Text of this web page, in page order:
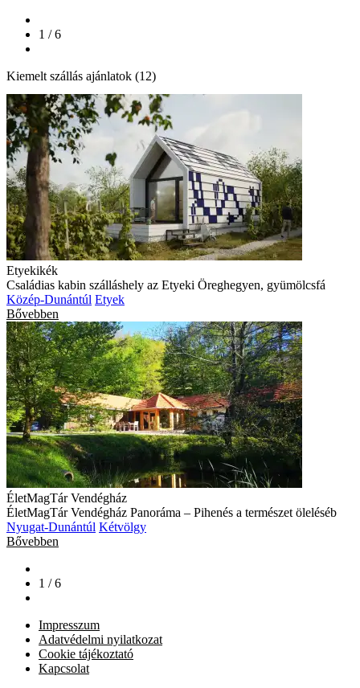
1 / 6
Kiemelt szállás ajánlatok (12)
Etyekikék
Családias kabin szálláshely az Etyeki Öreghegyen, gyümölcsfá
Közép-Dunántúl Etyek
Bővebben
ÉletMagTár Vendégház
ÉletMagTár Vendégház Panoráma – Pihenés a természet öleléséb
Nyugat-Dunántúl Kétvölgy
Bővebben
1 / 6
Impresszum
Adatvédelmi nyilatkozat
Cookie tájékoztató
Kapcsolat